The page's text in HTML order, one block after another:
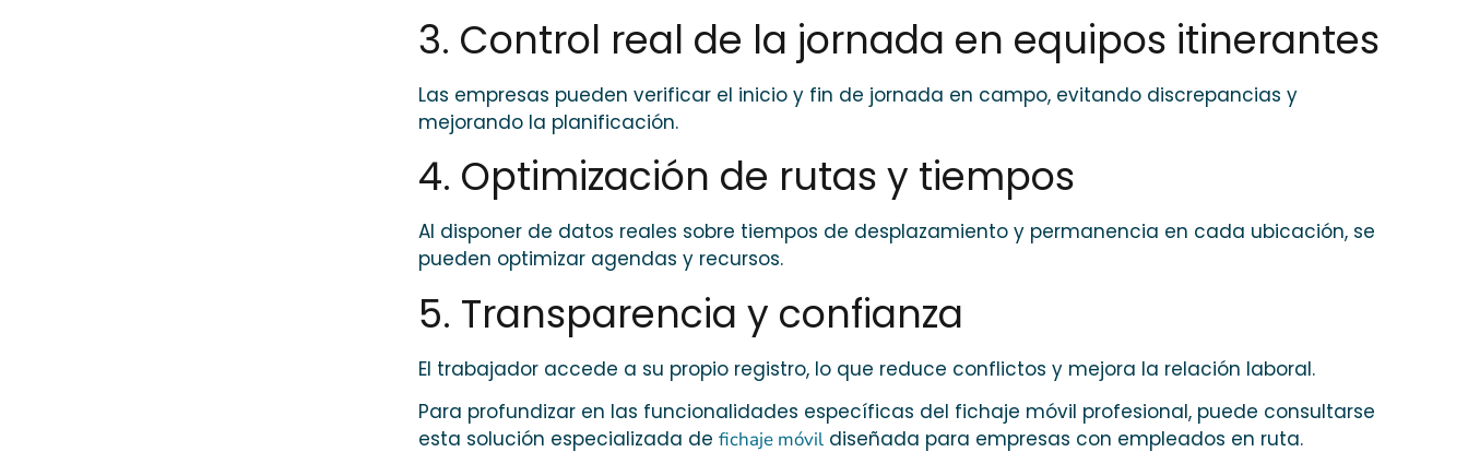
3. Control real de la jornada en equipos itinerantes
Las empresas pueden verificar el inicio y fin de jornada en campo, evitando discrepancias y
mejorando la planificación.
4. Optimización de rutas y tiempos
Al disponer de datos reales sobre tiempos de desplazamiento y permanencia en cada ubicación, se
pueden optimizar agendas y recursos.
5. Transparencia y confianza
El trabajador accede a su propio registro, lo que reduce conflictos y mejora la relación laboral.
Para profundizar en las funcionalidades específicas del fichaje móvil profesional, puede consultarse
esta solución especializada de fichaje móvildiseñada para empresas con empleados en ruta.